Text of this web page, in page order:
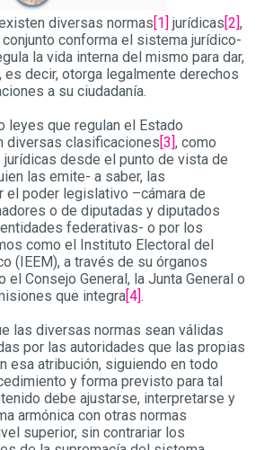
diversas normas[1] jurídicas[2],
conforma el sistema jurídico-
la vida interna del mismo para dar,
es decir, otorga legalmente derechos
a su ciudadanía.
leyes que regulan el Estado
diversas clasificaciones[3], como
jurídicas desde el punto de vista de
las emite- a saber, las
el poder legislativo –cámara de
o de diputadas y diputados
federativas- o por los
como el Instituto Electoral del
(IEEM), a través de su órganos
el Consejo General, la Junta General o
que integra[4].
las diversas normas sean válidas
por las autoridades que las propias
esa atribución, siguiendo en todo
y forma previsto para tal
debe ajustarse, interpretarse y
armónica con otras normas
superior, sin contrariar los